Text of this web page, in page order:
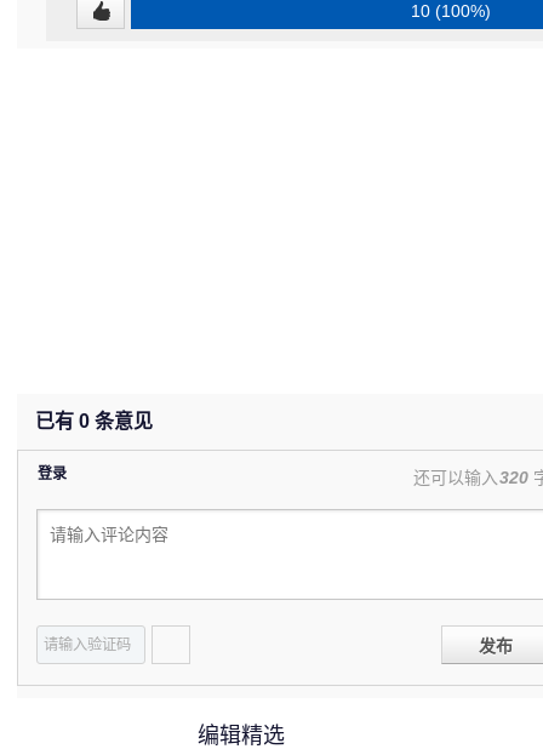
10 (100%)
已有 0 条意见
登录 还可以输入320
发布
编辑精选